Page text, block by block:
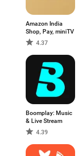
Amazon India
Shop, Pay, miniTV
4.37
Boomplay: Music
& Live Stream
4.39